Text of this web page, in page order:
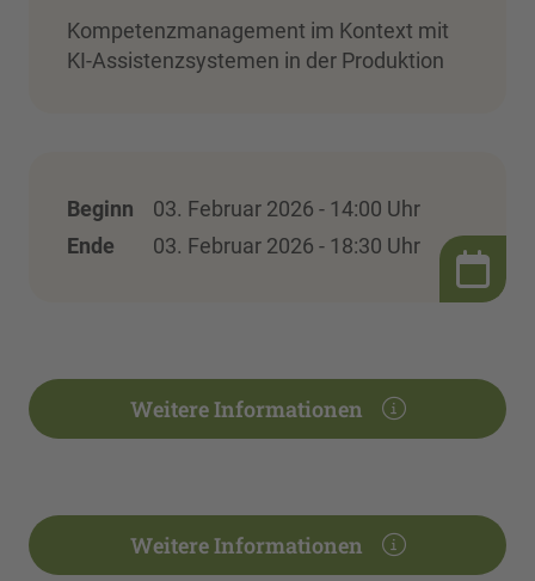
Kompetenzmanagement im Kontext mit
KI-Assistenzsystemen in der Produktion
Beginn
03. Februar 2026 - 14:00 Uhr
Ende
03. Februar 2026 - 18:30 Uhr
Weitere Informationen
Weitere Informationen